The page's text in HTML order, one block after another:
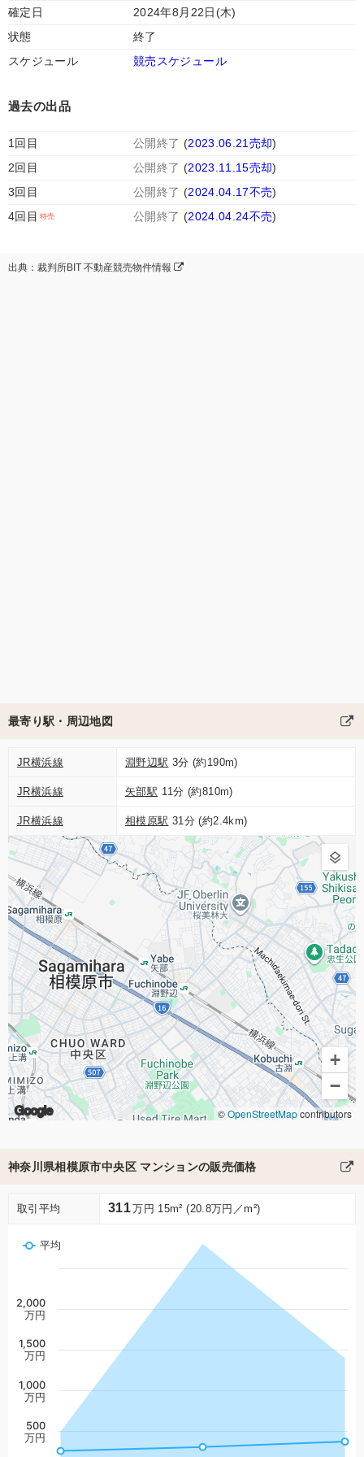
確定日
2024年8月22日(木)
状態
終了
スケジュール
競売スケジュール
過去の出品
1回目 公開終了 (2023.06.21売却)
2回目
公開終了 (2023.11.15売却)
3回目
公開終了 (2024.04.17不売)
4回目
公開終了 (2024.04.24不売)
出典：裁判所BIT 不動産競売物件情報
最寄り駅・周辺地図
JR横浜線 淵野辺駅 3分 (約190m)
JR横浜線 矢部駅 11分 (約810m)
JR横浜線 相模原駅 31分 (約2.4km)
Google
+
−
©OpenStreetMapcontributors
神奈川県相模原市中央区 マンションの販売価格
取引平均 311万円 15m² (20.8万円／m²)
平均
500
万円
1,000
万円
1,500
万円
2,000
万円